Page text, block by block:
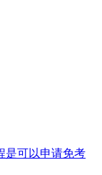
是可以申请免考